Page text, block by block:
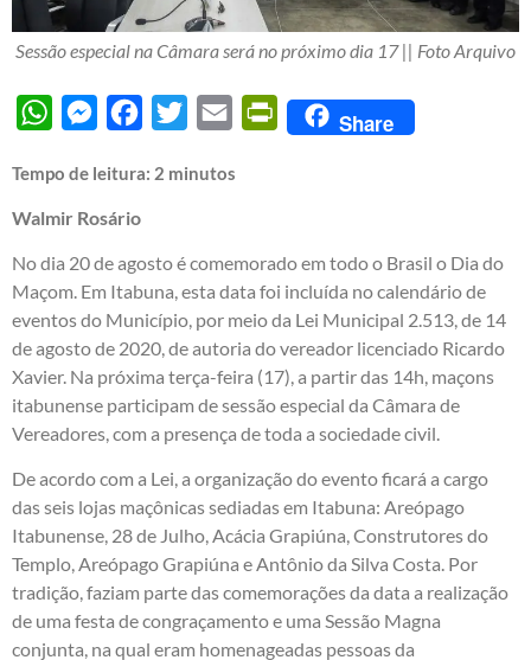
Sessão especial na Câmara será no próximo dia 17 || Foto Arquivo
WhatsAppMessengerFacebook
Twitter Email PrintFriendly
Share
Tempo de leitura: 2 minutos
Walmir Rosário
No dia 20 de agosto é comemorado em todo o Brasil o Dia do
Maçom. Em Itabuna, esta data foi incluída no calendário de
eventos do Município, por meio da Lei Municipal 2.513, de 14
de agosto de 2020, de autoria do vereador licenciado Ricardo
Xavier. Na próxima terça-feira (17), a partir das 14h, maçons
itabunense participam de sessão especial da Câmara de
Vereadores, com a presença de toda a sociedade civil.
De acordo com a Lei, a organização do evento ficará a cargo
das seis lojas maçônicas sediadas em Itabuna: Areópago
Itabunense, 28 de Julho, Acácia Grapiúna, Construtores do
Templo, Areópago Grapiúna e Antônio da Silva Costa. Por
tradição, faziam parte das comemorações da data a realização
de uma festa de congraçamento e uma Sessão Magna
conjunta, na qual eram homenageadas pessoas da